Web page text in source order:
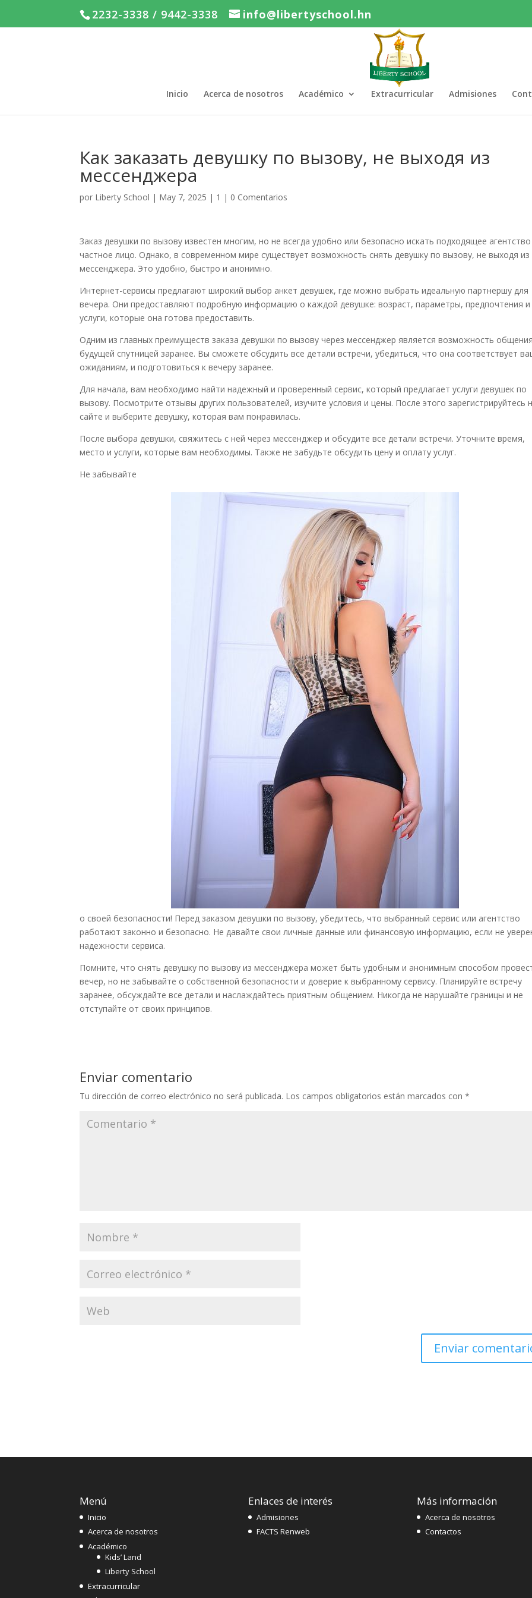
2232-3338 / 9442-3338 info@libertyschool.hn
Inicio Acerca de nosotros Académico Extracurricular Admisiones
Как заказать девушку по вызову, не выходя из
мессенджера
por Liberty School | May 7, 2025 | 1 | 0 Comentarios
Заказ девушки по вызову известен многим, но не всегда удобно или безопасно искать подходящее
частное лицо. Однако, в современном мире существует возможность снять девушку по вызову, не выходя из
мессенджера. Это удобно, быстро и анонимно.
Интернет-сервисы предлагают широкий выбор анкет девушек, где можно выбрать идеальную партнершу для
вечера. Они предоставляют подробную информацию о каждой девушке: возраст, параметры, предпочтения и
услуги, которые она готова предоставить.
Одним из главных преимуществ заказа девушки по вызову через мессенджер является возможность
будущей спутницей заранее. Вы сможете обсудить все детали встречи, убедиться, что она соответствует
ожиданиям, и подготовиться к вечеру заранее.
Для начала, вам необходимо найти надежный и проверенный сервис, который предлагает услуги девушек по
вызову. Посмотрите отзывы других пользователей, изучите условия и цены. После этого зарегистрируйтесь
сайте и выберите девушку, которая вам понравилась.
После выбора девушки, свяжитесь с ней через мессенджер и обсудите все детали встречи. Уточните время,
место и услуги, которые вам необходимы. Также не забудьте обсудить цену и оплату услуг.
Не забывайте
о своей безопасности! Перед заказом девушки по вызову, убедитесь, что выбранный сервис или агентство
работают законно и безопасно. Не давайте свои личные данные или финансовую информацию, если не
надежности сервиса.
Помните, что снять девушку по вызову из мессенджера может быть удобным и анонимным способом
вечер, но не забывайте о собственной безопасности и доверие к выбранному сервису. Планируйте встречу
заранее, обсуждайте все детали и наслаждайтесь приятным общением. Никогда не нарушайте границы и не
отступайте от своих принципов.
Enviar comentario
Tu dirección de correo electrónico no será publicada. Los campos obligatorios están marcados con*
Menú
Inicio
Acerca de nosotros
Académico
Kids’ Land
Liberty School
Extracurricular
Enlaces de interés
Admisiones
FACTS Renweb
Más información
Acerca de nosotros
Contactos